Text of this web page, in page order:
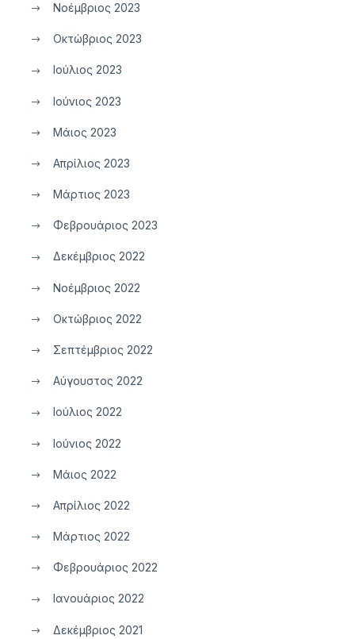
Νοέμβριος 2023
Οκτώβριος 2023
Ιούλιος 2023
Ιούνιος 2023
Μάιος 2023
Απρίλιος 2023
Μάρτιος 2023
Φεβρουάριος 2023
Δεκέμβριος 2022
Νοέμβριος 2022
Οκτώβριος 2022
Σεπτέμβριος 2022
Αύγουστος 2022
Ιούλιος 2022
Ιούνιος 2022
Μάιος 2022
Απρίλιος 2022
Μάρτιος 2022
Φεβρουάριος 2022
Ιανουάριος 2022
Δεκέμβριος 2021